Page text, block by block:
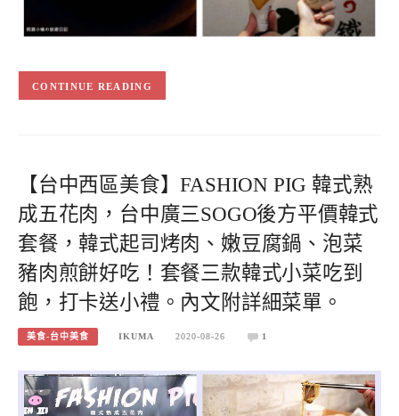
CONTINUE READING
【台中西區美食】FASHION PIG 韓式熟
成五花肉，台中廣三SOGO後方平價韓式
套餐，韓式起司烤肉、嫩豆腐鍋、泡菜
豬肉煎餅好吃！套餐三款韓式小菜吃到
飽，打卡送小禮。內文附詳細菜單。
美食-台中美食 IKUMA 2020-08-26 1